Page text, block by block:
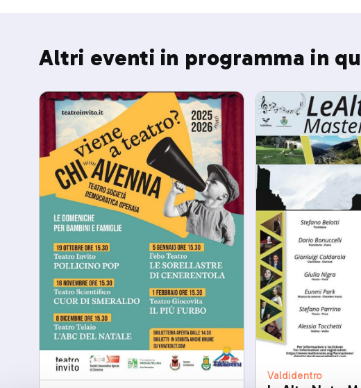
Altri eventi in programma in
Valdidentro